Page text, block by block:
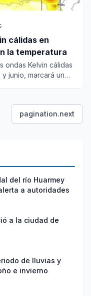
cálidas en
la temperatura
ondas Kelvin cálidas
junio, marcará un
pagination.next
del río Huarmey
a autoridades
a la ciudad de
de lluvias y
e invierno